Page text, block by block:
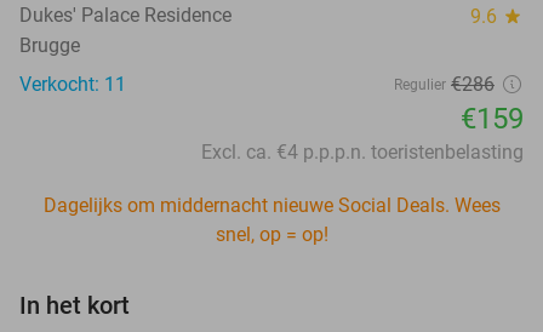
Dukes' Palace Residence 9.6 star
Brugge
Verkocht: 11
Regulier €286
€159
Excl. ca. €4 p.p.p.n. toeristenbelasting
Dagelijks om middernacht nieuwe Social Deals. Wees
snel, op = op!
In het kort